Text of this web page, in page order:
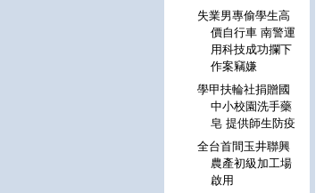
失業男專偷學生高
價自行車 南警運
用科技成功攔下
作案竊嫌
學甲扶輪社捐贈國
中小校園洗手藥
皂 提供師生防疫
全台首間玉井聯興
農產初級加工場
啟用